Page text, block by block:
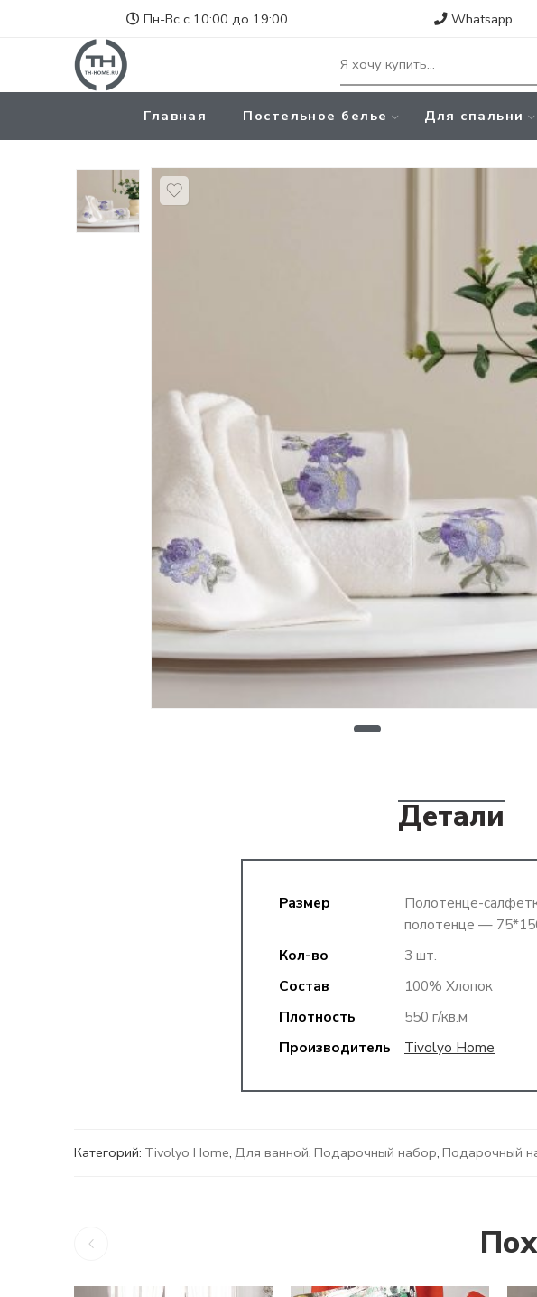
Пн-Вс с 10:00 до 19:00 Whatsapp
Главная Постельное белье Для спальни
Детали
Размер
Полотенце-
полотенце —
Кол-во
3 шт.
Состав
100% Хлопок
Плотность
550 г/кв.м
Производитель
Tivolyo Home
Категорий: Tivolyo Home, Для ванной, Подарочный набор, Подарочный